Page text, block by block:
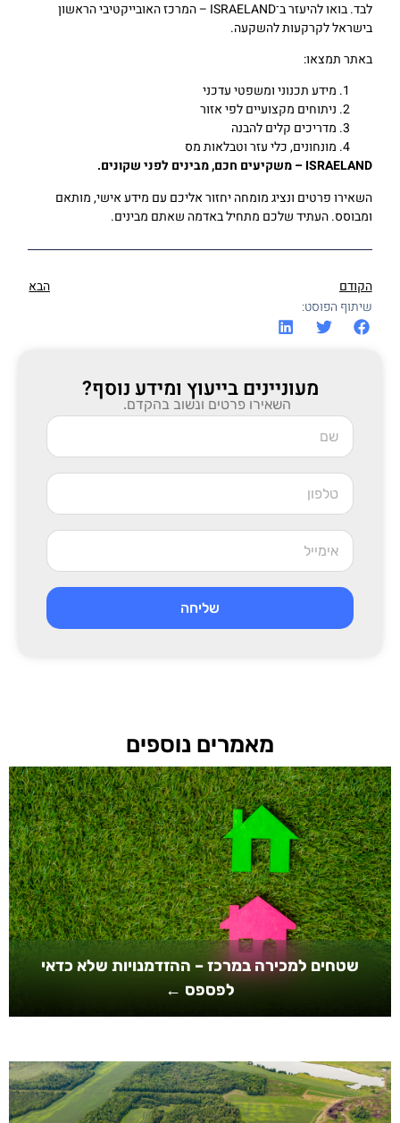
לבד. בואו להיעזר ב־ISRAELAND – המרכז האובייקטיבי הראשון
בישראל לקרקעות להשקעה.
באתר תמצאו:
מידע תכנוני ומשפטי עדכני
ניתוחים מקצועיים לפי אזור
מדריכים קלים להבנה
מונחונים, כלי עזר וטבלאות מס
ISRAELAND –
משקיעים חכם, מבינים לפני שקונים.
השאירו פרטים ונציג מומחה יחזור אליכם עם מידע אישי, מותאם
ומבוסס. העתיד שלכם מתחיל באדמה שאתם מבינים.
הקודם
הבא
שיתוף הפוסט:
מעוניינים בייעוץ ומידע נוסף?
השאירו פרטים ונשוב בהקדם.
שליחה
מאמרים נוספים
שטחים למכירה במרכז – ההזדמנויות שלא כדאי
לפספס ←